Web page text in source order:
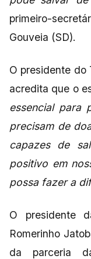
primeiro-
Gouveia (SD).
O presidente do
acredita que o
essencial para
precisam de
capazes de
positivo em
possa fazer a
O presidente
Romerinho
da parceria